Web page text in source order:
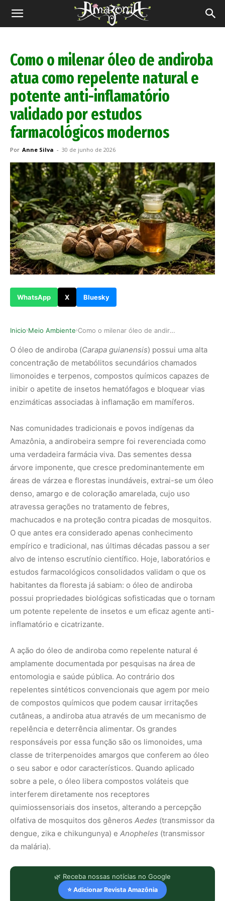
Revista
Como o milenar óleo de andiroba
atua como repelente natural e
potente anti-inflamatório
validado por estudos
farmacológicos modernos
Por Anne Silva - 30 de junho de 2026
WhatsApp X Bluesky
Inicio›Meio Ambiente› Como o milenar óleo de andiroba atua como repel…
O óleo de andiroba (Carapa guianensis) possui uma alta
concentração de metabólitos secundários chamados
limonoides e terpenos, compostos químicos capazes de
inibir o apetite de insetos hematófagos e bloquear vias
enzimáticas associadas à inflamação em mamíferos.
Nas comunidades tradicionais e povos indígenas da
Amazônia, a andirobeira sempre foi reverenciada como
uma verdadeira farmácia viva. Das sementes dessa
árvore imponente, que cresce predominantemente em
áreas de várzea e florestas inundáveis, extrai-se um óleo
denso, amargo e de coloração amarelada, cujo uso
atravessa gerações no tratamento de febres,
machucados e na proteção contra picadas de mosquitos.
O que antes era considerado apenas conhecimento
empírico e tradicional, nas últimas décadas passou a ser
alvo de intenso escrutínio científico. Hoje, laboratórios e
estudos farmacológicos consolidados validam o que os
habitantes da floresta já sabiam: o óleo de andiroba
possui propriedades biológicas sofisticadas que o tornam
um potente repelente de insetos e um eficaz agente anti-
inflamatório e cicatrizante.
A ação do óleo de andiroba como repelente natural é
amplamente documentada por pesquisas na área de
entomologia e saúde pública. Ao contrário dos
repelentes sintéticos convencionais que agem por meio
de compostos químicos que podem causar irritações
cutâneas, a andiroba atua através de um mecanismo de
repelência e deterrência alimentar. Os grandes
responsáveis por essa função são os limonoides, uma
classe de triterpenoides amargos que conferem ao óleo
o seu sabor e odor característicos. Quando aplicado
sobre a pele, o óleo libera compostos voláteis que
interferem diretamente nos receptores
quimiossensoriais dos insetos, alterando a percepção
olfativa de mosquitos dos gêneros Aedes (transmissor da
dengue, zika e chikungunya) e Anopheles (transmissor
da malária).
🌿 Receba nossas notícias no Google
⭐ Adicionar Revista Amazônia